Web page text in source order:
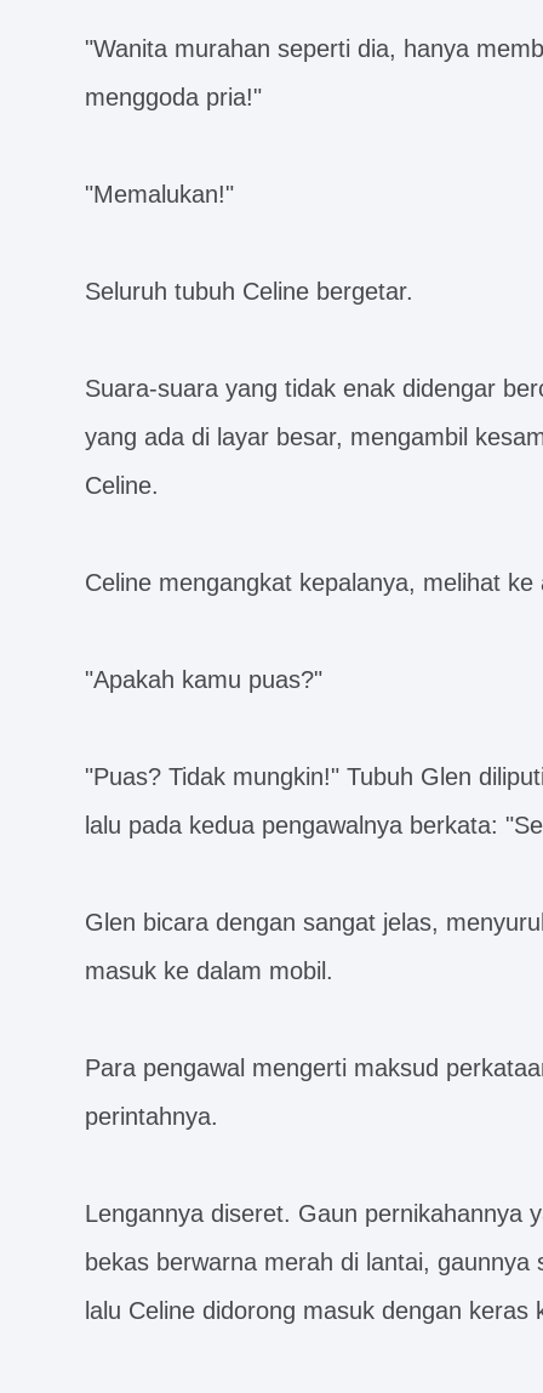
"Wanita murahan seperti dia, hanya
menggoda pria!"
"Memalukan!"
Seluruh tubuh Celine bergetar.
Suara-suara yang tidak enak didengar
yang ada di layar besar, mengambil
Celine.
Celine mengangkat kepalanya, melihat
"Apakah kamu puas?"
"Puas? Tidak mungkin!" Tubuh Glen
lalu pada kedua pengawalnya berkata:
Glen bicara dengan sangat jelas,
masuk ke dalam mobil.
Para pengawal mengerti maksud
perintahnya.
Lengannya diseret. Gaun pernikahannya
bekas berwarna merah di lantai,
lalu Celine didorong masuk dengan keras